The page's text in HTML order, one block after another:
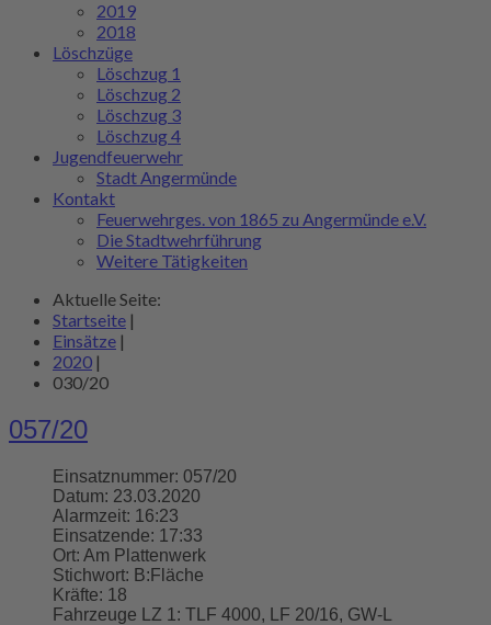
2019
2018
Löschzüge
Löschzug 1
Löschzug 2
Löschzug 3
Löschzug 4
Jugendfeuerwehr
Stadt Angermünde
Kontakt
Feuerwehrges. von 1865 zu Angermünde e.V.
Die Stadtwehrführung
Weitere Tätigkeiten
Aktuelle Seite:
Startseite |
Einsätze |
2020 |
030/20
057/20
Einsatznummer: 057/20
Datum: 23.03.2020
Alarmzeit: 16:23
Einsatzende: 17:33
Ort: Am Plattenwerk
Stichwort: B:Fläche
Kräfte: 18
Fahrzeuge LZ 1: TLF 4000, LF 20/16, GW-L